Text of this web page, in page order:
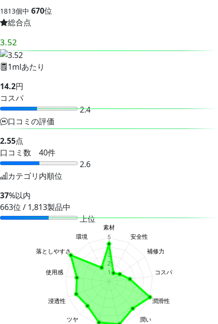
1813個中 670位
総合点
3.52
1mlあたり
14.2円
コスパ
2.4
口コミの評価
2.55点
口コミ数 40件
2.6
カテゴリ内順位
37%以内
663位 / 1,813製品中
上位